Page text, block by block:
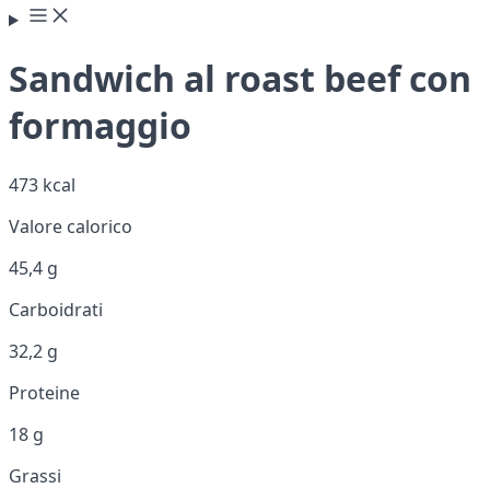
Sandwich al roast beef con
formaggio
473 kcal
Valore calorico
45,4 g
Carboidrati
32,2 g
Proteine
18 g
Grassi